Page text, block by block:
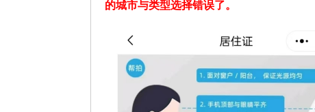
的城市与类型选择错误了。